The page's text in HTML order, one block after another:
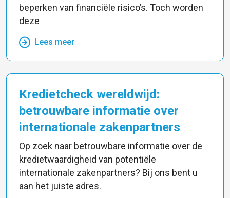
beperken van financiële risico’s. Toch worden
deze
Lees meer
Kredietcheck wereldwijd:
betrouwbare informatie over
internationale zakenpartners
Op zoek naar betrouwbare informatie over de
kredietwaardigheid van potentiële
internationale zakenpartners? Bij ons bent u
aan het juiste adres.